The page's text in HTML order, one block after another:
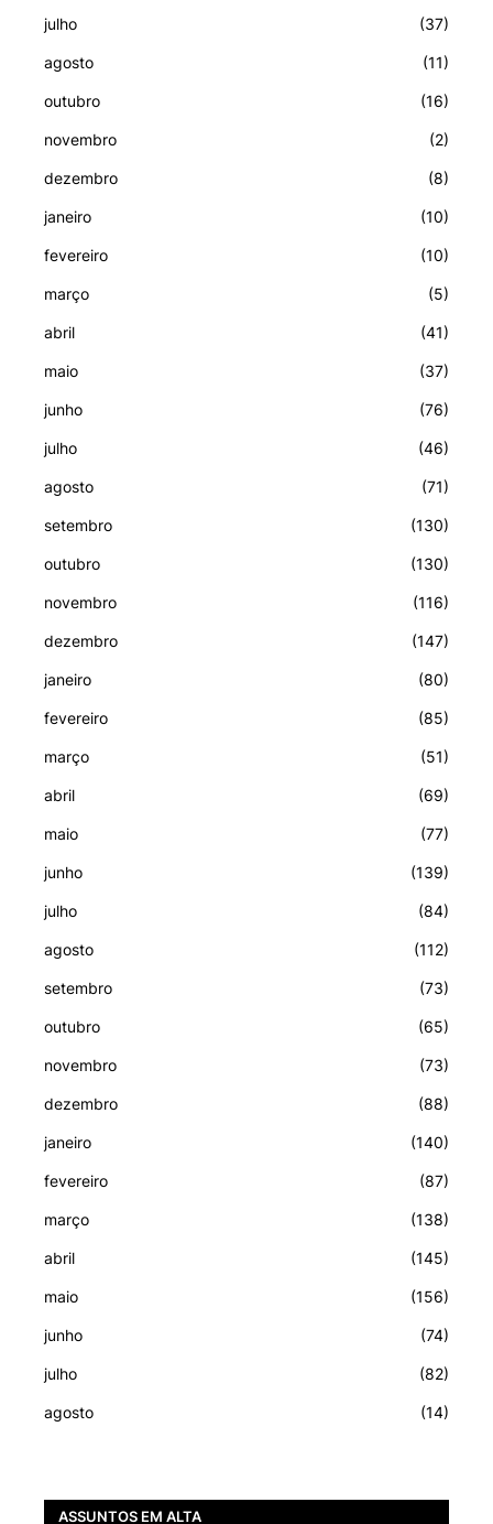
julho (37)
agosto (11)
outubro (16)
novembro (2)
dezembro (8)
janeiro (10)
fevereiro (10)
março (5)
abril (41)
maio (37)
junho (76)
julho (46)
agosto (71)
setembro (130)
outubro (130)
novembro (116)
dezembro (147)
janeiro (80)
fevereiro (85)
março (51)
abril (69)
maio (77)
junho (139)
julho (84)
agosto (112)
setembro (73)
outubro (65)
novembro (73)
dezembro (88)
janeiro (140)
fevereiro (87)
março (138)
abril (145)
maio (156)
junho (74)
julho (82)
agosto (14)
ASSUNTOS EM ALTA